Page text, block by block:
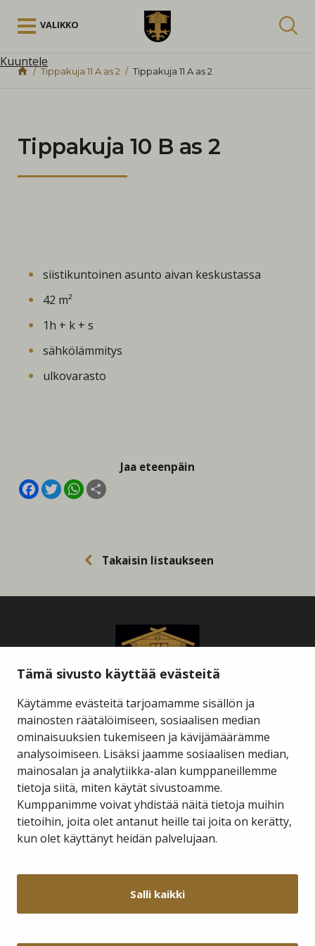
Tämä sivusto käyttää evästeitä
Käytämme evästeitä tarjoamamme sisällön ja
mainosten räätälöimiseen, sosiaalisen median
ominaisuuksien tukemiseen ja kävijämäärämme
analysoimiseen. Lisäksi jaamme sosiaalisen median,
mainosalan ja analytiikka-alan kumppaneillemme
tietoja siitä, miten käytät sivustoamme.
Kumppanimme voivat yhdistää näitä tietoja muihin
tietoihin, joita olet antanut heille tai joita on kerätty,
kun olet käyttänyt heidän palvelujaan.
Salli kaikki
VALIKKO
Kuuntele
Tippakuja 11 A as 2 Tippakuja 11 A as 2
Tippakuja 10 B as 2
siistikuntoinen asunto aivan keskustassa
42 m²
1h + k + s
sähkölämmitys
ulkovarasto
Takaisin listaukseen
Jaa eteenpäin
Facebook
TwitterWhatsApp
Savukosken kunta
Kauppakuja 2 A 1
98800 Savukoski
hallinto@savukoski.fi
Y-tunnus: 0210704-7